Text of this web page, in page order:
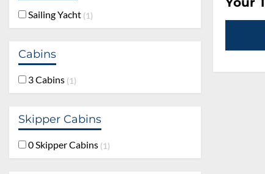
Sailing Yacht 1
Cabins
3 Cabins 1
Skipper Cabins
0 Skipper Cabins 1